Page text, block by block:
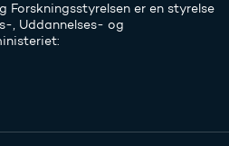
Forskningsstyrelsen er en styrelse
, Uddannelses- og